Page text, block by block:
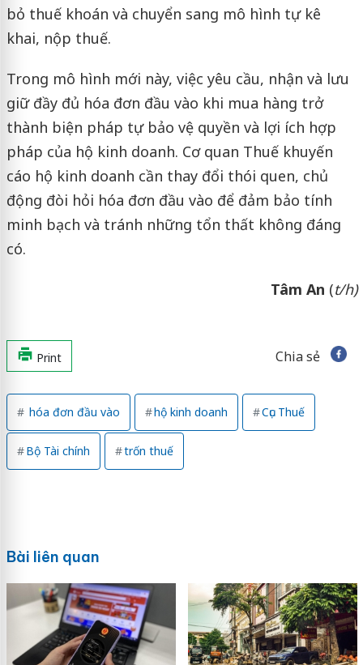
bỏ thuế khoán và chuyển sang mô hình tự kê
khai, nộp thuế.
Trong mô hình mới này, việc yêu cầu, nhận và lưu
giữ đầy đủ hóa đơn đầu vào khi mua hàng trở
thành biện pháp tự bảo vệ quyền và lợi ích hợp
pháp của hộ kinh doanh. Cơ quan Thuế khuyến
cáo hộ kinh doanh cần thay đổi thói quen, chủ
động đòi hỏi hóa đơn đầu vào để đảm bảo tính
minh bạch và tránh những tổn thất không đáng
có.
Tâm An (t/h)
Print Chia sẻ
hóa đơn đầu vào hộ kinh doanh Cục Thuế
Bộ Tài chính trốn thuế
Bài liên quan